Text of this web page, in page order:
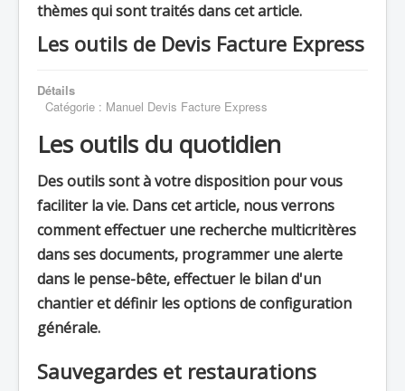
thèmes qui sont traités dans cet article.
Les outils de Devis Facture Express
Détails
Catégorie : Manuel Devis Facture Express
Les outils du quotidien
Des outils sont à votre disposition pour vous
faciliter la vie. Dans cet article, nous verrons
comment effectuer une recherche multicritères
dans ses documents, programmer une alerte
dans le pense-bête, effectuer le bilan d'un
chantier et définir les options de configuration
générale.
Sauvegardes et restaurations